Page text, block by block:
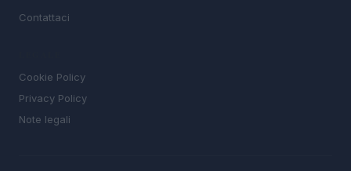
Contattaci
Cookie Policy
Privacy Policy
Note legali